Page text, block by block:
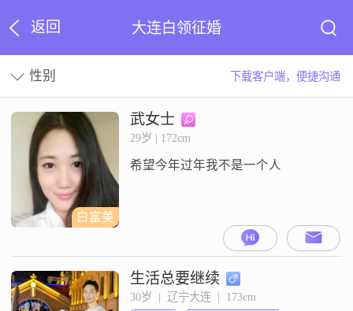
返回 大连白领征婚
性别 下载客户端，便捷沟通
白富美
武女士
29岁 | 172cm
希望今年过年我不是一个人
生活总要继续
30岁  |  辽宁大连  |  173cm